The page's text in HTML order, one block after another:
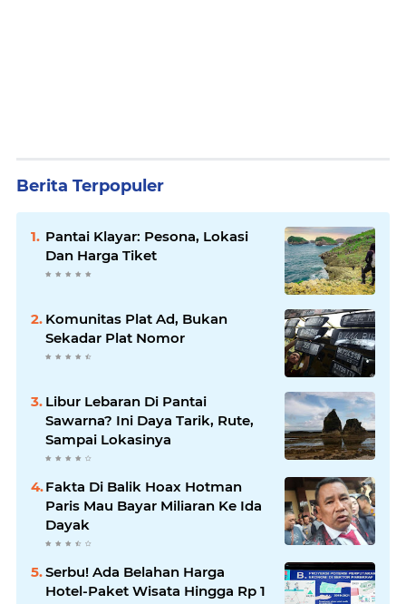
Berita Terpopuler
Pantai Klayar: Pesona, Lokasi
Dan Harga Tiket
Komunitas Plat Ad, Bukan
Sekadar Plat Nomor
Libur Lebaran Di Pantai
Sawarna? Ini Daya Tarik, Rute,
Sampai Lokasinya
Fakta Di Balik Hoax Hotman
Paris Mau Bayar Miliaran Ke Ida
Dayak
Serbu! Ada Belahan Harga
Hotel-Paket Wisata Hingga Rp 1